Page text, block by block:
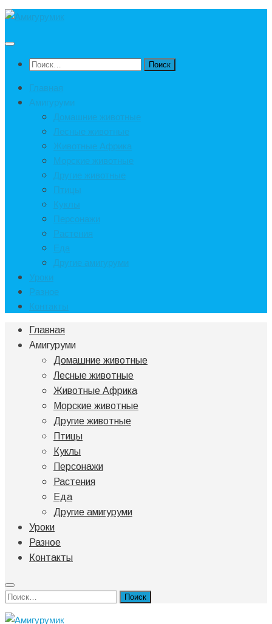
Под
Найти:
Главная
Амигуруми
Домашние животные
Лесные животные
Животные Африка
Морские животные
Другие животные
Птицы
Куклы
Персонажи
Растения
Еда
Другие амигуруми
Уроки
Разное
Контакты
Главная
Амигуруми
Домашние животные
Лесные животные
Животные Африка
Морские животные
Другие животные
Птицы
Куклы
Персонажи
Растения
Еда
Другие амигуруми
Уроки
Разное
Контакты
Найти: